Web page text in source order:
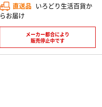
直送品 いろどり生活百貨か
らお届け
メーカー都合により
販売停止中です